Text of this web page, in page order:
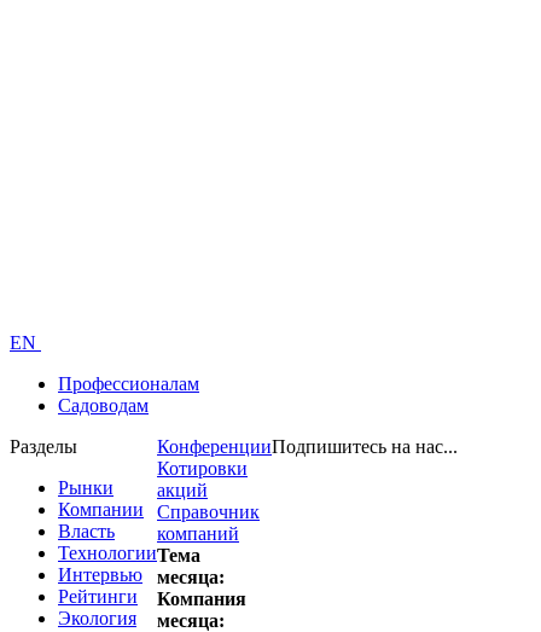
EN
Профессионалам
Садоводам
Разделы
Рынки
Компании
Власть
Технологии
Интервью
Рейтинги
Экология
Конференции
Котировки
акций
Справочник
компаний
Тема
месяца:
Компания
месяца:
Подпишитесь на нас...